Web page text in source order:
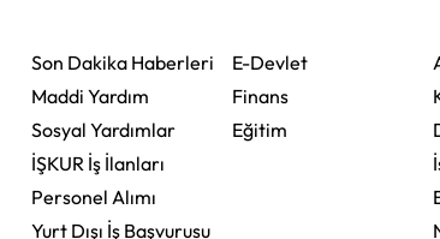
Son Dakika Haberleri
Maddi Yardım
Sosyal Yardımlar
İŞKUR İş İlanları
Personel Alımı
Yurt Dışı İş Başvurusu
E-Devlet
Finans
Eğitim